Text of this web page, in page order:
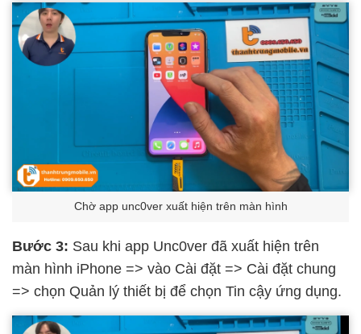
Chờ app unc0ver xuất hiện trên màn hình
Bước 3: Sau khi app Unc0ver đã xuất hiện trên
màn hình iPhone => vào Cài đặt => Cài đặt chung
=> chọn Quản lý thiết bị để chọn Tin cậy ứng dụng.